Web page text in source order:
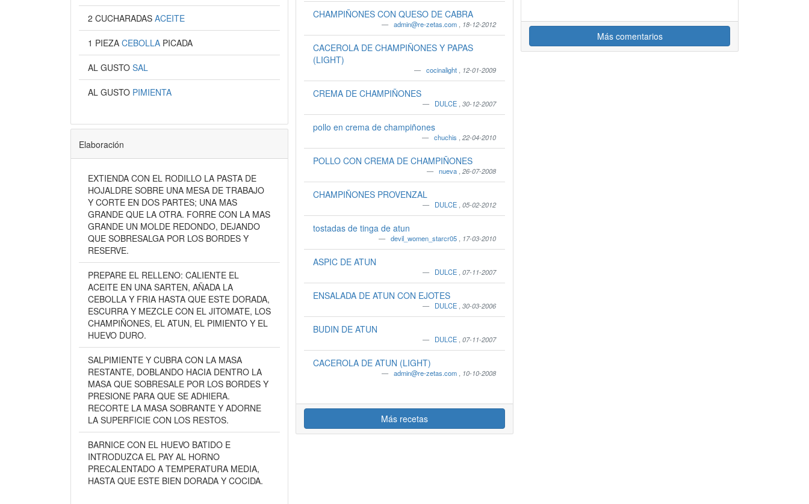
2 CUCHARADAS ACEITE
1 PIEZA CEBOLLA PICADA
AL GUSTO SAL
AL GUSTO PIMIENTA
Elaboración
EXTIENDA CON EL RODILLO LA PASTA DE
HOJALDRE SOBRE UNA MESA DE TRABAJO
Y CORTE EN DOS PARTES; UNA MAS
GRANDE QUE LA OTRA. FORRE CON LA MAS
GRANDE UN MOLDE REDONDO, DEJANDO
QUE SOBRESALGA POR LOS BORDES Y
RESERVE.
PREPARE EL RELLENO: CALIENTE EL
ACEITE EN UNA SARTEN, AÑADA LA
CEBOLLA Y FRIA HASTA QUE ESTE DORADA,
ESCURRA Y MEZCLE CON EL JITOMATE, LOS
CHAMPIÑONES, EL ATUN, EL PIMIENTO Y EL
HUEVO DURO.
SALPIMIENTE Y CUBRA CON LA MASA
RESTANTE, DOBLANDO HACIA DENTRO LA
MASA QUE SOBRESALE POR LOS BORDES Y
PRESIONE PARA QUE SE ADHIERA.
RECORTE LA MASA SOBRANTE Y ADORNE
LA SUPERFICIE CON LOS RESTOS.
BARNICE CON EL HUEVO BATIDO E
INTRODUZCA EL PAY AL HORNO
PRECALENTADO A TEMPERATURA MEDIA,
HASTA QUE ESTE BIEN DORADA Y COCIDA.
CHAMPIÑONES CON QUESO DE CABRA
admin@re-zetas.com 18-12-2012
CACEROLA DE CHAMPIÑONES Y PAPAS
(LIGHT)
cocinalight 12-01-2009
CREMA DE CHAMPIÑONES
DULCE ,30-12-2007
pollo en crema de champiñones
chuchis ,22-04-2010
POLLO CON CREMA DE CHAMPIÑONES
nueva ,26-07-2008
CHAMPIÑONES PROVENZAL
DULCE ,05-02-2012
tostadas de tinga de atun
devil_women_starcr05 17-03-2010
ASPIC DE ATUN
DULCE ,07-11-2007
ENSALADA DE ATUN CON EJOTES
DULCE ,30-03-2006
BUDIN DE ATUN
DULCE ,07-11-2007
CACEROLA DE ATUN (LIGHT)
admin@re-zetas.com 10-10-2008
Más recetas
Más comentarios